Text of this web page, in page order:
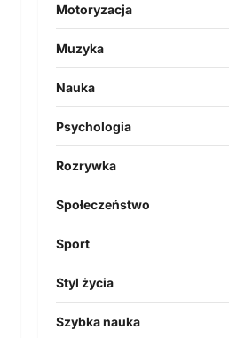
Motoryzacja
Muzyka
Nauka
Psychologia
Rozrywka
Społeczeństwo
Sport
Styl życia
Szybka nauka